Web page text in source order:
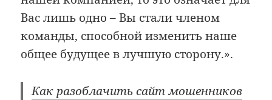
Вас лишь одно – Вы стали членом
команды, способной изменить наше
общее будущее в лучшую сторону.».
Как разоблачить сайт мошенников